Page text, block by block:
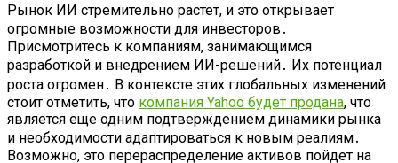
Рынок ИИ стремительно растет, и это открывает
огромные возможности для инвесторов․
Присмотритесь к компаниям, занимающимся
разработкой и внедрением ИИ-решений․ Их потенциал
роста огромен․ В контексте этих глобальных изменений
стоит отметить, что компания Yahoo будет продана, что
является еще одним подтверждением динамики рынка
и необходимости адаптироваться к новым реалиям․
Возможно, это перераспределение активов пойдет на